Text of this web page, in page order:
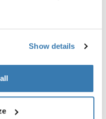
Show details
Center™，產品都會經過
是為了攜帶您的裝備而
密契合。以下略舉諸多